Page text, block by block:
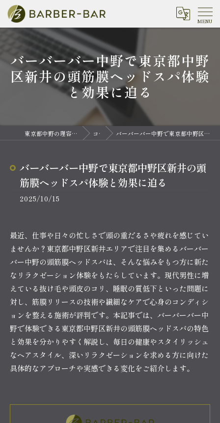
バーバーバー中野で東京都中野
区新井の頭筋膜ヘッドスパ体験
と効果に迫る
東京都中野の理容室ならバーバーバー 中野 コラム バーバーバー中野で東京都中野区新井の頭筋膜ヘッドスパ体験と効果に迫る
バーバーバー中野で東京都中野区新井の頭
筋膜ヘッドスパ体験と効果に迫る
2025/10/15
最近、仕事や日々の忙しさで頭の重だるさや疲れを感じてい
ませんか？東京都中野区新井エリアで注目を集めるバーバー
バー中野の頭筋膜ヘッドスパは、そんな悩みをもつ方に新た
なリラクゼーション体験をもたらしています。現代男性に増
えている抜け毛や頭皮のコリ、睡眠の質低下といった問題に
対し、筋膜リリースの技術や繊細なケアで心身のコンディシ
ョンを整える施術が評判です。本記事では、バーバーバー中
野で体験できる東京都中野区新井の頭筋膜ヘッドスパの特色
と効果を分かりやすく解説し、毎日の健康やスタイリッシュ
なヘアスタイル、深いリラクゼーションを求める方に向けた
具体的なアプローチや実感できる変化をご紹介します。